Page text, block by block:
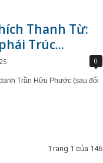
Thanh Từ:
Trúc...
0
Trần Hữu Phước (sau đổi
Trang 1 của 146